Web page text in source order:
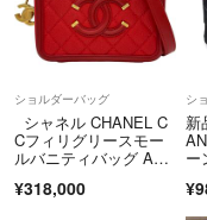
ショルダーバッグ
シャネル CHANEL C
Cフィリグリースモー
ルバニティバッグ A93
ールド金具 キャビアス
¥318,000
シ
新
ー
ク